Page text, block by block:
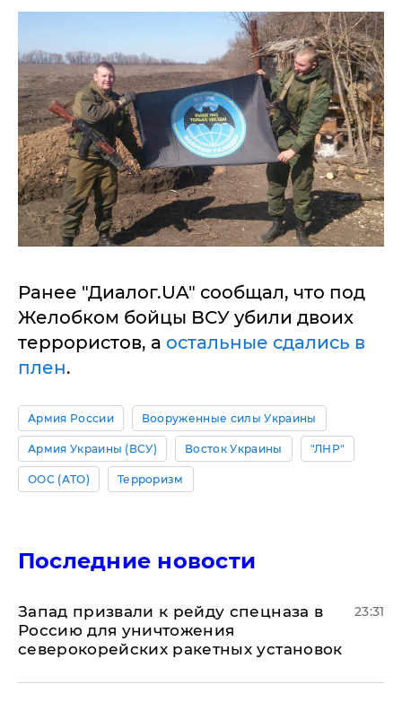
Ранее "Диалог.UA" сообщал, что под
Желобком бойцы ВСУ убили двоих
террористов, а остальные сдались в
плен.
Армия России Вооруженные силы Украины
Армия Украины (ВСУ) Восток Украины "ЛНР"
ООС (АТО) Терроризм
Последние новости
Запад призвали к рейду спецназа в
Россию для уничтожения
северокорейских ракетных установок
23:31